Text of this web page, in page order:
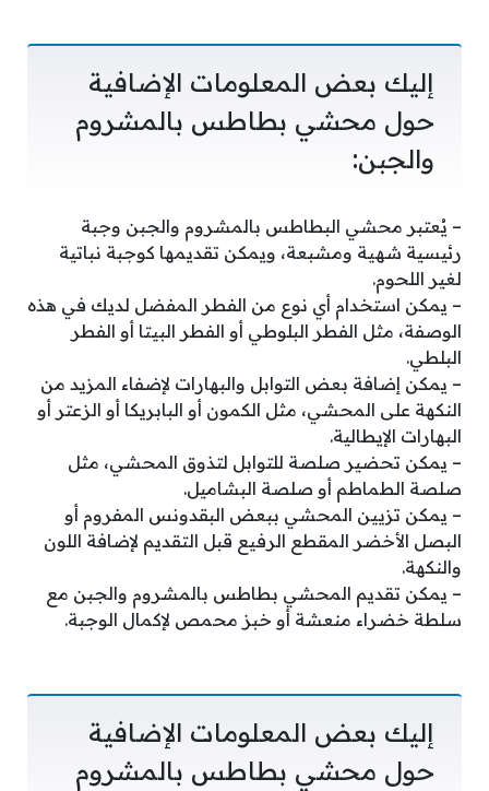
إليك بعض المعلومات الإضافية
حول محشي بطاطس بالمشروم
والجبن:
– يُعتبر محشي البطاطس بالمشروم والجبن وجبة
رئيسية شهية ومشبعة، ويمكن تقديمها كوجبة نباتية
لغير اللحوم.
– يمكن استخدام أي نوع من الفطر المفضل لديك في هذه
الوصفة، مثل الفطر البلوطي أو الفطر البيتا أو الفطر
البلطي.
– يمكن إضافة بعض التوابل والبهارات لإضفاء المزيد من
النكهة على المحشي، مثل الكمون أو البابريكا أو الزعتر أو
البهارات الإيطالية.
– يمكن تحضير صلصة للتوابل لتذوق المحشي، مثل
صلصة الطماطم أو صلصة البشاميل.
– يمكن تزيين المحشي ببعض البقدونس المفروم أو
البصل الأخضر المقطع الرفيع قبل التقديم لإضافة اللون
والنكهة.
– يمكن تقديم المحشي بطاطس بالمشروم والجبن مع
سلطة خضراء منعشة أو خبز محمص لإكمال الوجبة.
إليك بعض المعلومات الإضافية
حول محشي بطاطس بالمشروم